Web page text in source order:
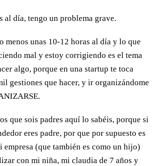
al día, tengo un problema grave.
menos unas 10-12 horas al día y lo que
mal y estoy corrigiendo es el tema
algo, porque en una startup te toca
gestiones que hacer, y ir organizándome
que sois padres aquí lo sabéis, porque si
eres padre, por que por supuesto es
empresa (que también es como un hijo)
con mi niña, mi claudia de 7 años y